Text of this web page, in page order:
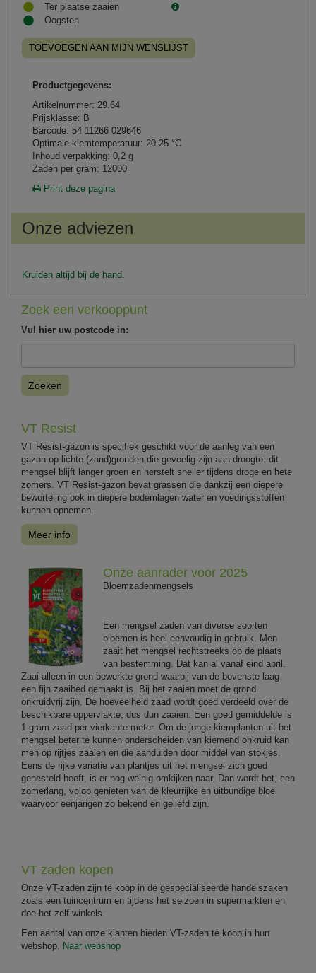
Ter plaatse zaaien
Oogsten
TOEVOEGEN AAN MIJN WENSLIJST
Productgegevens:
Artikelnummer: 29.64
Prijsklasse: B
Barcode: 54 11266 029646
Optimale kiemtemperatuur: 20-25 °C
Inhoud verpakking: 0,2 g
Zaden per gram: 12000
Print deze pagina
Onze adviezen
Kruiden altijd bij de hand.
Zoek een verkooppunt
Vul hier uw postcode in:
Zoeken
VT Resist
VT Resist-gazon is specifiek geschikt voor de aanleg van een
gazon op lichte (zand)gronden die gevoelig zijn aan droogte: dit
mengsel blijft langer groen en herstelt sneller tijdens droge en hete
zomers. VT Resist-gazon bevat grassen die dankzij een diepere
beworteling ook in diepere bodemlagen water en voedingsstoffen
kunnen opnemen.
Meer info
Onze aanrader voor 2025
Bloemzadenmengsels
Een mengsel zaden van diverse soorten
bloemen is heel eenvoudig in gebruik. Men
zaait het mengsel rechtstreeks op de plaats
van bestemming. Dat kan al vanaf eind april.
Zaai alleen in een bewerkte grond waarbij van de bovenste laag
een fijn zaaibed gemaakt is. Bij het zaaien moet de grond
onkruidvrij zijn. De hoeveelheid zaad wordt goed verdeeld over de
beschikbare oppervlakte, dus dun zaaien. Een goed gemiddelde is
1 gram zaad per vierkante meter. Om de jonge kiemplanten uit het
mengsel beter te kunnen onderscheiden van kiemend onkruid kan
men op rijtjes zaaien en die aanduiden door middel van stokjes.
Eens de rijke variatie van plantjes uit het mengsel zich goed
genesteld heeft, is er nog weinig omkijken naar. Dan wordt het, een
zomerlang, volop genieten van de kleurrijke en uitbundige bloei
waarvoor eenjarigen zo bekend en geliefd zijn.
VT zaden kopen
Onze VT-zaden zijn te koop in de gespecialiseerde handelszaken
zoals een tuincentrum en tijdens het seizoen in supermarkten en
doe-het-zelf winkels.
Een aantal van onze klanten bieden VT-zaden te koop in hun
webshop.
Naar webshop